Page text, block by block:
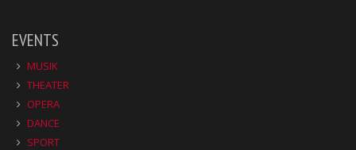
EVENTS
MUSIK
THEATER
OPERA
DANCE
SPORT